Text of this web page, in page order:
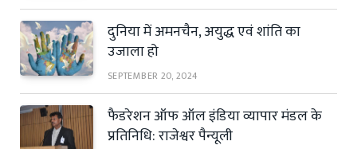
दुनिया में अमनचैन, अयुद्ध एवं शांति का
उजाला हो
SEPTEMBER 20, 2024
फैडरेशन ऑफ ऑल इंडिया व्यापार मंडल के
प्रतिनिधि: राजेश्वर पैन्यूली